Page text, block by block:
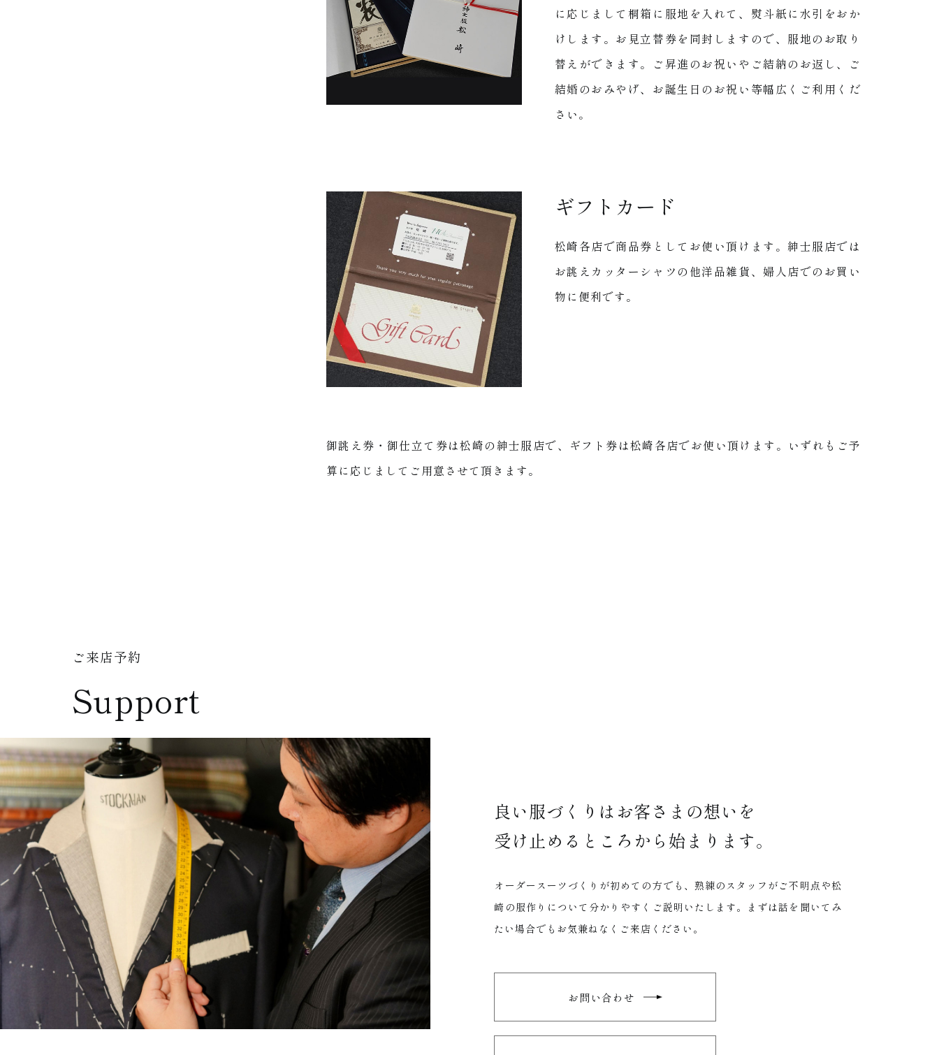
に応じまして桐箱に服地を入れて、熨斗紙に水引をおか
けします。お見立替券を同封しますので、服地のお取り
替えができます。ご昇進のお祝いやご結納のお返し、ご
結婚のおみやげ、お誕生日のお祝い等幅広くご利用くだ
さい。
ギフトカード
松崎各店で商品券としてお使い頂けます。紳士服店では
お誂えカッターシャツの他洋品雑貨、婦人店でのお買い
物に便利です。
御誂え券・御仕立て券は松崎の紳士服店で、ギフト券は松崎各店でお使い頂けます。いずれもご予
算に応じましてご用意させて頂きます。
ご来店予約
Support
良い服づくりはお客さまの想いを
受け止めるところから始まります。
オーダースーツづくりが初めての方でも、熟練のスタッフがご不明点や松
崎の服作りについて分かりやすくご説明いたします。まずは話を聞いてみ
たい場合でもお気兼ねなくご来店ください。
お問い合わせ